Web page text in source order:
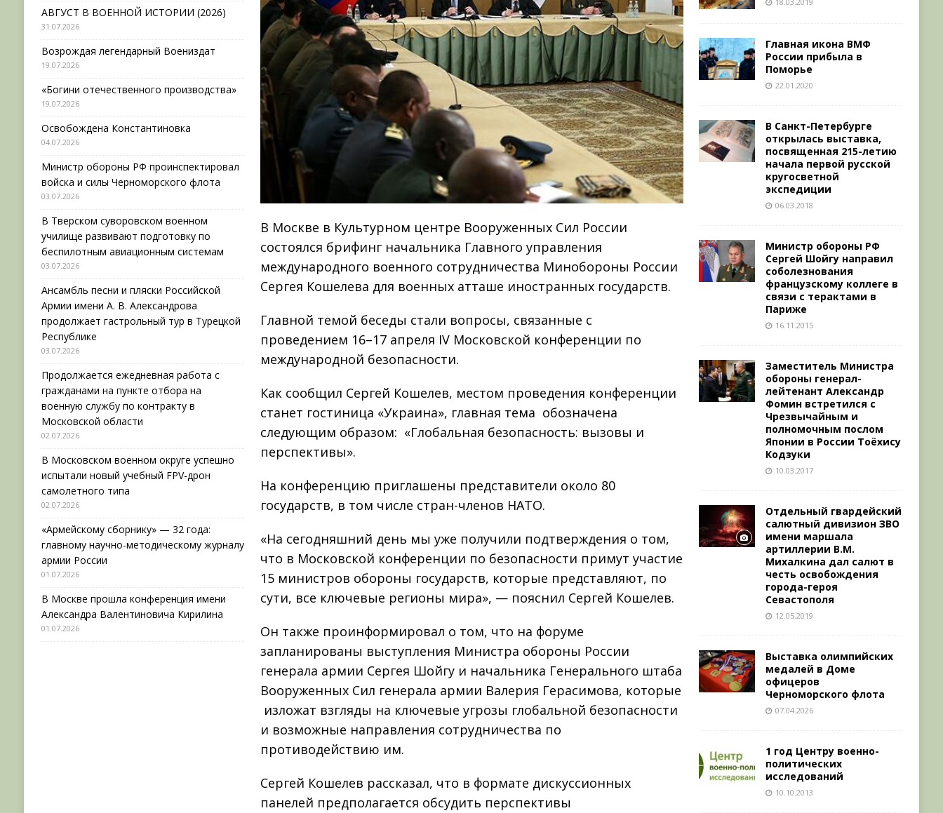
В Москве в Культурном центре Вооруженных Сил России
состоялся брифинг начальника Главного управления
международного военного сотрудничества Минобороны России
Сергея Кошелева для военных атташе иностранных государств.
Главной темой беседы стали вопросы, связанные с
проведением 16–17 апреля IV Московской конференции по
международной безопасности.
Как сообщил Сергей Кошелев, местом проведения конференции
станет гостиница «Украина», главная тема обозначена
следующим образом: «Глобальная безопасность: вызовы и
перспективы».
На конференцию приглашены представители около 80
государств, в том числе стран-членов НАТО.
«На сегодняшний день мы уже получили подтверждения о том,
что в Московской конференции по безопасности примут участие
15 министров обороны государств, которые представляют, по
сути, все ключевые регионы мира», — пояснил Сергей Кошелев.
Он также проинформировал о том, что на форуме
запланированы выступления Министра обороны России
генерала армии Сергея Шойгу и начальника Генерального штаба
Вооруженных Сил генерала армии Валерия Герасимова, которые
изложат взгляды на ключевые угрозы глобальной безопасности
и возможные направления сотрудничества по
противодействию им.
Сергей Кошелев рассказал, что в формате дискуссионных
панелей предполагается обсудить перспективы
АВГУСТ В ВОЕННОЙ ИСТОРИИ (2026)
31.07.2026
Возрождая легендарный Воениздат
19.07.2026
«Богини отечественного производства»
19.07.2026
Освобождена Константиновка
04.07.2026
Министр обороны РФ проинспектировал
войска и силы Черноморского флота
03.07.2026
В Тверском суворовском военном
училище развивают подготовку по
беспилотным авиационным системам
03.07.2026
Ансамбль песни и пляски Российской
Армии имени А. В. Александрова
продолжает гастрольный тур в Турецкой
Республике
03.07.2026
Продолжается ежедневная работа с
гражданами на пункте отбора на
военную службу по контракту в
Московской области
02.07.2026
В Московском военном округе успешно
испытали новый учебный FPV-дрон
самолетного типа
02.07.2026
«Армейскому сборнику» — 32 года:
главному научно-методическому журналу
армии России
01.07.2026
В Москве прошла конференция имени
Александра Валентиновича Кирилина
01.07.2026
Главная икона ВМФ
России прибыла в
Поморье
22.01.2020
В Санкт-Петербурге
открылась выставка,
посвященная 215-летию
начала первой русской
кругосветной
экспедиции
06.03.2018
Министр обороны РФ
Сергей Шойгу направил
соболезнования
французскому коллеге в
связи c терактами в
Париже
16.11.2015
Заместитель Министра
обороны генерал-
лейтенант Александр
Фомин встретился с
Чрезвычайным и
полномочным послом
Японии в России Тоёхису
Кодзуки
10.03.2017
Отдельный гвардейский
салютный дивизион ЗВО
имени маршала
артиллерии В.М.
Михалкина дал салют в
честь освобождения
города-героя
Севастополя
12.05.2019
Выставка олимпийских
медалей в Доме
офицеров
Черноморского флота
07.04.2026
1 год Центру военно-
политических
исследований
10.10.2013